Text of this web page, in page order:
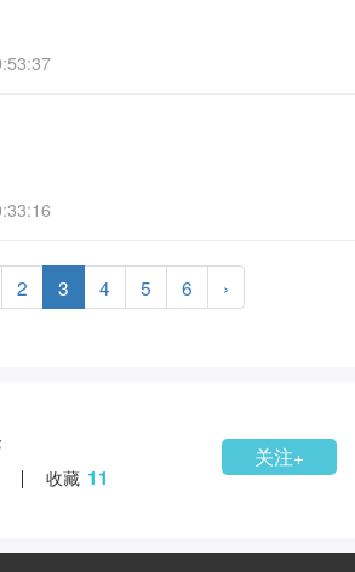
2 3 4 5 6 ›
收藏 11
关注+